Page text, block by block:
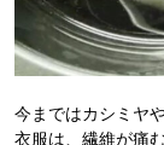
今まではカシミヤ
衣服は、繊維が痛